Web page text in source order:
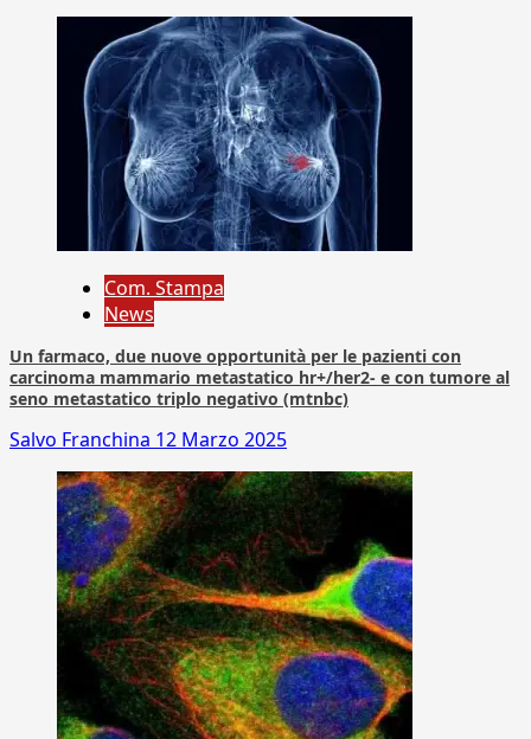
Com. Stampa
News
Un farmaco, due nuove opportunità per le pazienti con
carcinoma mammario metastatico hr+/her2- e con tumore al
seno metastatico triplo negativo (mtnbc)
Salvo Franchina 12 Marzo 2025